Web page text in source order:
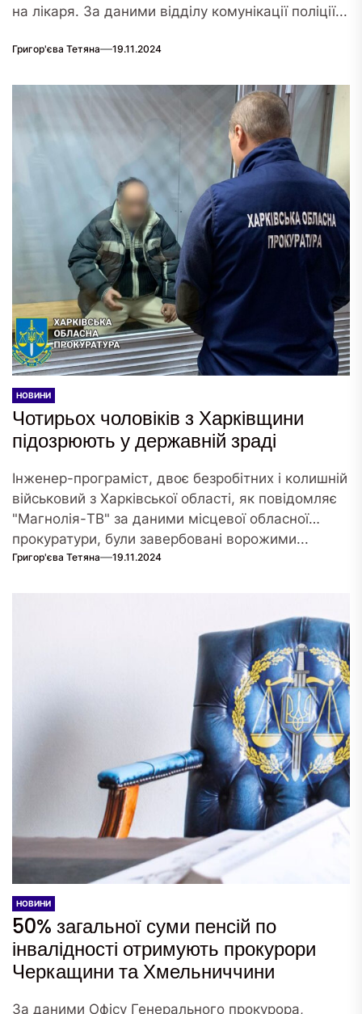
на лікаря. За даними відділу комунікації поліції...
Григор'єва Тетяна 19.11.2024
НОВИНИ
Чотирьох чоловіків з Харківщини
підозрюють у державній зраді
Інженер-програміст, двоє безробітних і колишній
військовий з Харківської області, як повідомляє
"Магнолія-ТВ" за даними місцевої обласної
прокуратури, були завербовані ворожими...
Григор'єва Тетяна 19.11.2024
НОВИНИ
50% загальної суми пенсій по
інвалідності отримують прокурори
Черкащини та Хмельниччини
За даними Офісу Генерального прокурора,